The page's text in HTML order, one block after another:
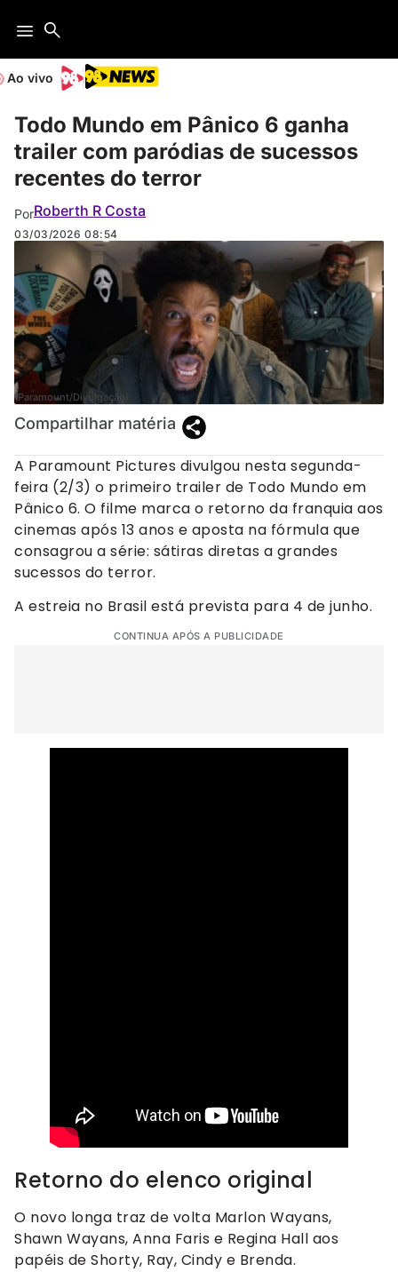
Ao vivo
Todo Mundo em Pânico 6 ganha
trailer com paródias de sucessos
recentes do terror
PorRoberth R Costa
03/03/2026 08:54
(Paramount/Divulgação)
Compartilhar matéria
A Paramount Pictures divulgou nesta segunda-
feira (2/3) o primeiro trailer de Todo Mundo em
Pânico 6. O filme marca o retorno da franquia aos
cinemas após 13 anos e aposta na fórmula que
consagrou a série: sátiras diretas a grandes
sucessos do terror.
A estreia no Brasil está prevista para 4 de junho.
CONTINUA APÓS A PUBLICIDADE
Retorno do elenco original
O novo longa traz de volta Marlon Wayans,
Shawn Wayans, Anna Faris e Regina Hall aos
papéis de Shorty, Ray, Cindy e Brenda.